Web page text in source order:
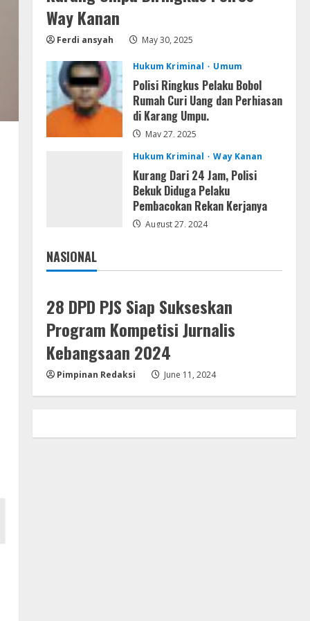
4
Serialers
Premium
Serialers
Ableton Live Crack + Portable
Windows 10 (x32x64)
Way Kanan
Ferdi ansyah May 30, 2025
Hukum Kriminal Umum
Polisi Ringkus Pelaku Bobol
Rumah Curi Uang dan Perhiasan
di Karang Umpu.
May 27, 2025
Hukum Kriminal
Way Kanan
Kurang Dari 24 Jam, Polisi
Bekuk Diduga Pelaku
Pembacokan Rekan Kerjanya
August 27, 2024
NASIONAL
Jakarta
28 DPD PJS Siap Sukseskan
Program Kompetisi Jurnalis
Kebangsaan 2024
Pimpinan Redaksi June 11, 2024